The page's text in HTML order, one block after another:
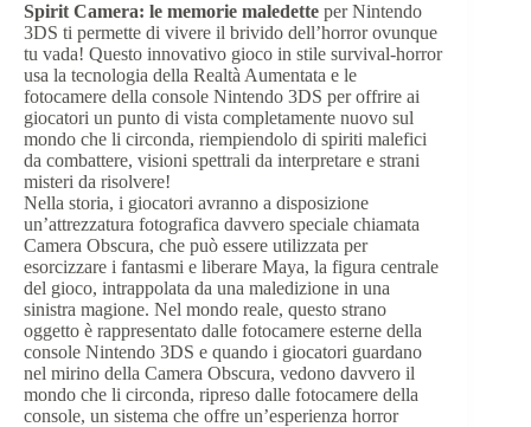
Spirit Camera: le memorie maledette per Nintendo
3DS ti permette di vivere il brivido dell’horror ovunque
tu vada! Questo innovativo gioco in stile survival-horror
usa la tecnologia della Realtà Aumentata e le
fotocamere della console Nintendo 3DS per offrire ai
giocatori un punto di vista completamente nuovo sul
mondo che li circonda, riempiendolo di spiriti malefici
da combattere, visioni spettrali da interpretare e strani
misteri da risolvere!
Nella storia, i giocatori avranno a disposizione
un’attrezzatura fotografica davvero speciale chiamata
Camera Obscura, che può essere utilizzata per
esorcizzare i fantasmi e liberare Maya, la figura centrale
del gioco, intrappolata da una maledizione in una
sinistra magione. Nel mondo reale, questo strano
oggetto è rappresentato dalle fotocamere esterne della
console Nintendo 3DS e quando i giocatori guardano
nel mirino della Camera Obscura, vedono davvero il
mondo che li circonda, ripreso dalle fotocamere della
console, un sistema che offre un’esperienza horror